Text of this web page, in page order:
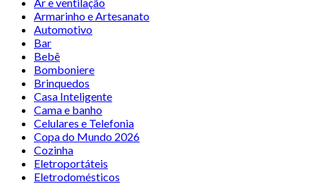
Armarinho e Artesanato
Automotivo
Bar
Bebê
Bomboniere
Brinquedos
Casa Inteligente
Cama e banho
Celulares e Telefonia
Copa do Mundo 2026
Cozinha
Eletroportáteis
Eletrodomésticos